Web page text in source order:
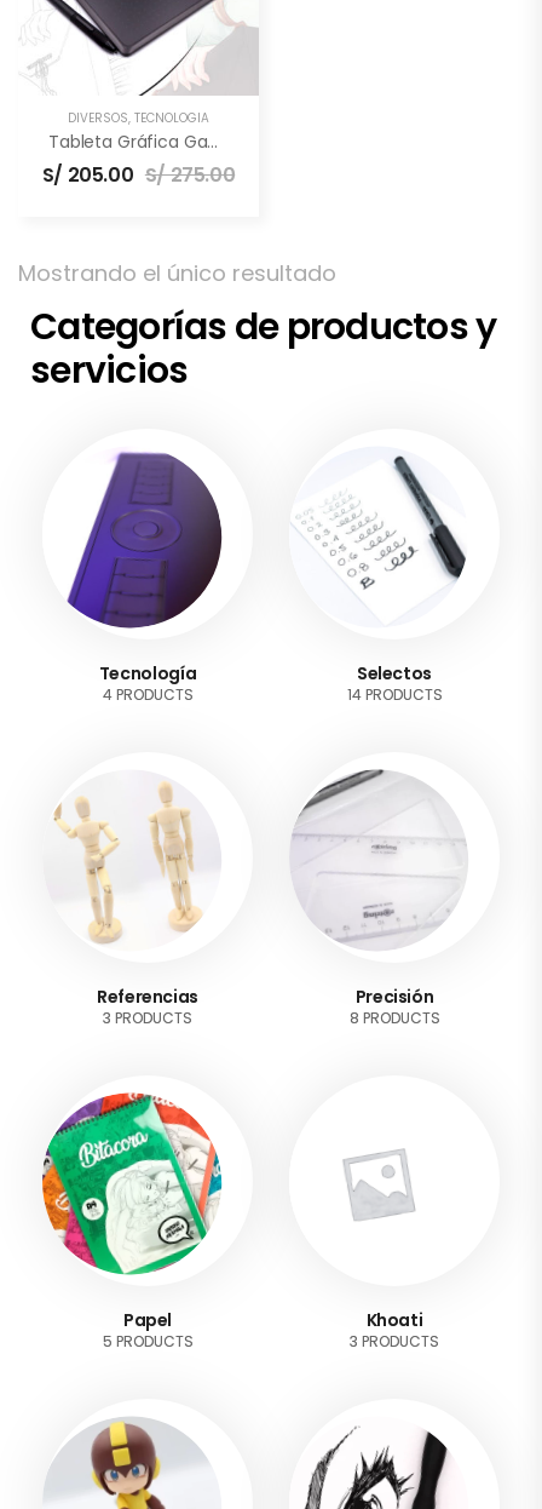
DIVERSOS, TECNOLOGÍA
Tableta Gráfica Gaomon S620 [6.5×4″] –
S/ 205.00 S/275.00
Mostrando el único resultado
Categorías de productos y
servicios
Tecnología
4 PRODUCTS
Selectos
14 PRODUCTS
Referencias
3 PRODUCTS
Precisión
8 PRODUCTS
Papel
5 PRODUCTS
Khoati
3 PRODUCTS